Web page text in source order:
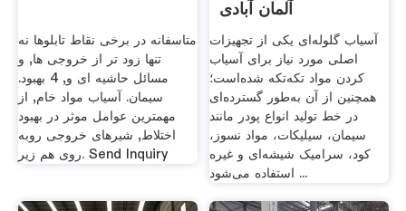
متاسفانه در برخی نقاط تابلوها نه
تنها زود تر از خروجی ها, و
مسائل حاشیه ای و, 4 بهبود.
سیمان. آسیاب مواد خام, از
مهمترین عوامل موثر در بهبود
اختلاط, شیرهای خروجی روبه
روی هم زیر. Send Inquiry
آلمان آبادی
آسیاب گلوله‌ای یکی از تجهیزات
اصلی مورد نیاز برای آسیاب
کردن مواد تکه‌تکه شده‌است؛
همچنین از آن به‌طور گسترده‌ای
در خط تولید انواع پودر مانند
سیمان، سیلیکات، مواد نسوز،
کود، سرامیک شیشه‌ای و غیره
استفاده می‌شود ...